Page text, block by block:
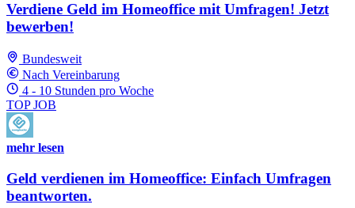
Verdiene Geld im Homeoffice mit Umfragen! Jetzt
bewerben!
Bundesweit
Nach Vereinbarung
4 - 10 Stunden pro Woche
TOP JOB
mehr lesen
Geld verdienen im Homeoffice: Einfach Umfragen
beantworten.